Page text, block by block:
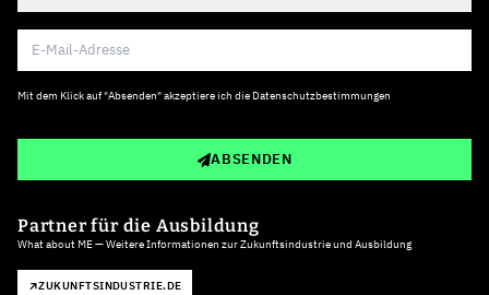
Mit dem Klick auf "Absenden" akzeptiere ich die Datenschutzbestimmungen
ABSENDEN
Partner für die Ausbildung
What about ME — Weitere Informationen zur Zukunftsindustrie und Ausbildung
ZUKUNFTSINDUSTRIE.DE